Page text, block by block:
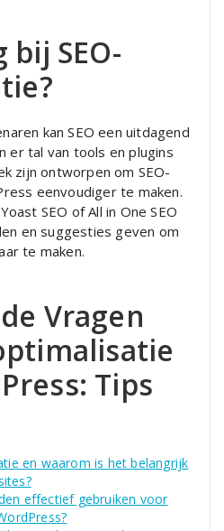
SEO-
kan SEO een uitdagend
er tal van tools en plugins
zijn ontworpen om SEO-
eenvoudiger te maken.
SEO of All in One SEO
en suggesties geven om
te maken.
Vragen
Tips
en waarom is het belangrijk
effectief gebruiken voor